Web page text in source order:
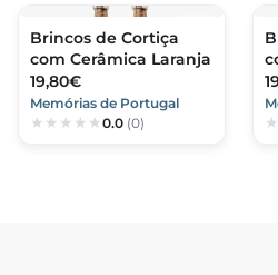
Brincos de Cortiça
com Cerâmica Laranja
19,80€
Memórias de Portugal
0.0 (0)